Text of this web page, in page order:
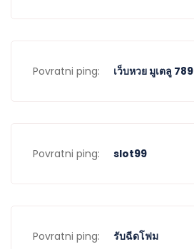
Povratni ping: เว็บหวย มูเตลู 789
Povratni ping: slot99
Povratni ping: รับฉีดโฟม